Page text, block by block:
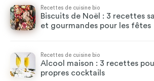
Recettes de cuisine bio
Biscuits de Noël : 3 recettes
et gourmandes pour les fêtes
Recettes de cuisine bio
Alcool maison : 3 recettes
propres cocktails